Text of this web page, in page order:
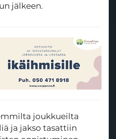
jälkeen.
joukkueilta
ja jakso tasattiin